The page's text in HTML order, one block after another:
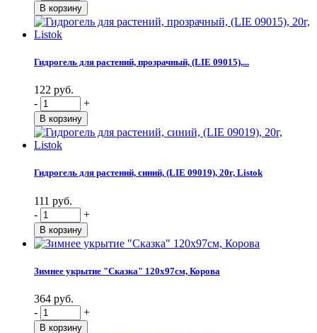
Гидрогель для растений, прозрачный, (LIE 09015),...
122 руб.
-
+
Гидрогель для растений, синий, (LIE 09019), 20г, Listok
111 руб.
-
+
Зимнее укрытие "Сказка" 120х97см, Корова
364 руб.
-
+